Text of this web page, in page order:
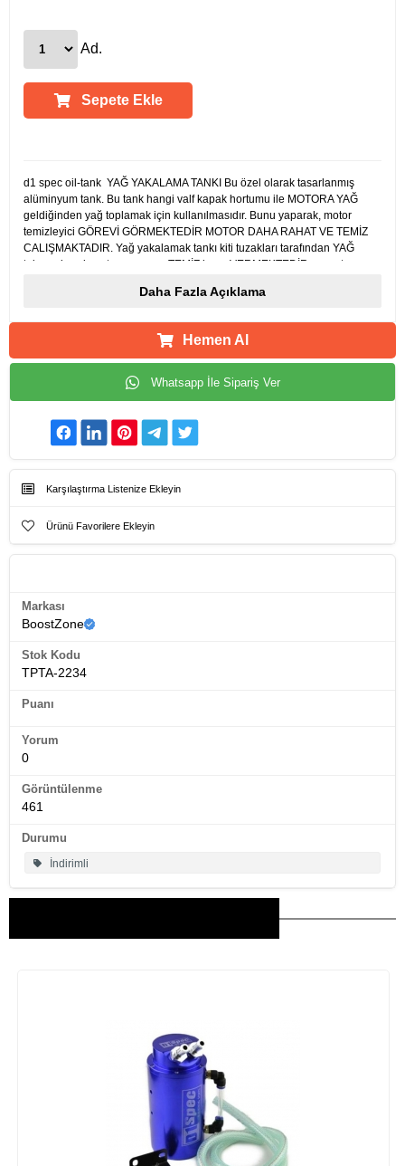
Ad.
Sepete Ekle
d1 spec oil-tank YAĞ YAKALAMA TANKI Bu özel olarak tasarlanmış
alüminyum tank. Bu tank hangi valf kapak hortumu ile MOTORA YAĞ
geldiğinden yağ toplamak için kullanılmasıdır. Bunu yaparak, motor
temizleyici GÖREVİ GÖRMEKTEDİR MOTOR DAHA RAHAT VE TEMİZ
CALIŞMAKTADIR. Yağ yakalamak tankı kiti tuzakları tarafından YAĞ
tekrar girerek motorun emme TEMİZ hava VERMEKTEDİR ve motorun
tasarlanmış ve inşa Carbing Yakalama Tank motoru herhangi yüksek
kısımda tapası vardır . Hafif A5052 alüminyum depo, aynı zamanda
hemen hemen her yerde montaj için hortum uzunlugu veren bir kompakt
neden olur ve motor, özellikle turbo araba yakalama ıcın kullanılır -
Keeps Motor zor sürüş koşullarında bile temiz hava vermektedir :
Aksesuarlar - - 1 x Yumuşak tüp (96cm) - 1 x tüm Kurulum araçları paketi
Daha Fazla Açıklama
Hemen Al
Whatsapp İle Sipariş Ver
Karşılaştırma Listenize Ekleyin
Ürünü Favorilere Ekleyin
Markası
BoostZone
Stok Kodu
TPTA-2234
Puanı
Yorum
0
Görüntülenme
461
Durumu
İndirimli